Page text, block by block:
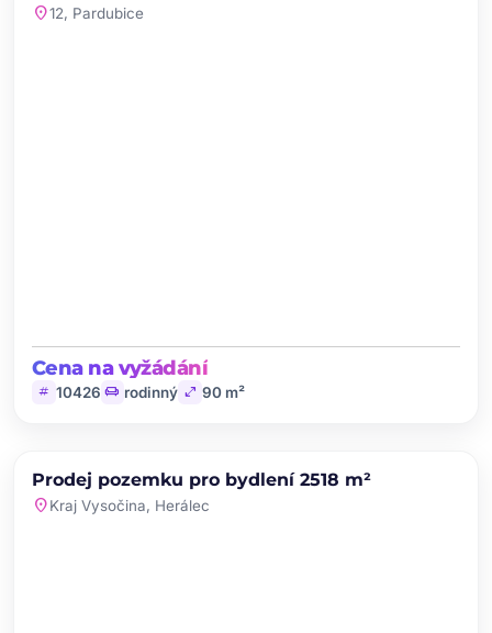
location_on12, Pardubice
Cena na vyžádání
tag 10426 chair rodinný open_in_full 90 m²
PRODEJ
Prodej pozemku pro bydlení 2518 m²
location_onKraj Vysočina, Herálec